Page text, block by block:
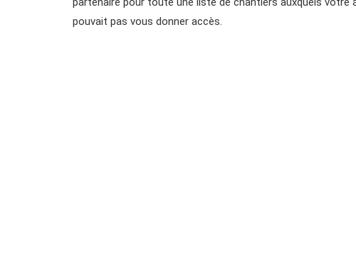
pouvait pas vous donner accès.